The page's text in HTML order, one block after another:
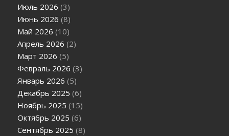
Июль 2026 (3)
Июнь 2026 (8)
Май 2026 (10)
Апрель 2026 (2)
Март 2026 (5)
Февраль 2026 (3)
Январь 2026 (5)
Декабрь 2025 (6)
Ноябрь 2025 (15)
Октябрь 2025 (6)
Сентябрь 2025 (8)